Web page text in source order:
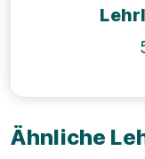
Ähnliche